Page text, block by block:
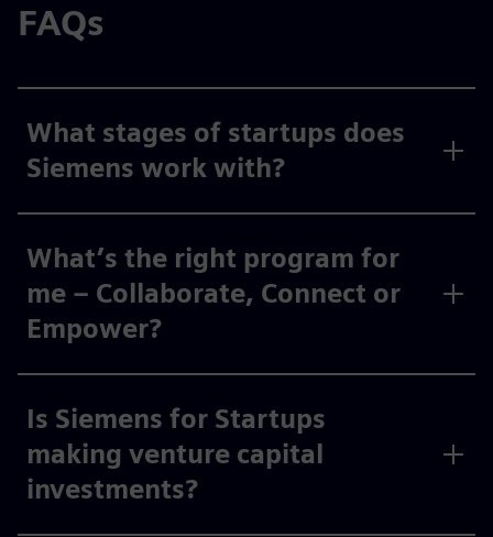
FAQs
What stages of startups does
Siemens work with?
What’s the right program for
me – Collaborate, Connect or
Empower?
Is Siemens for Startups
making venture capital
investments?